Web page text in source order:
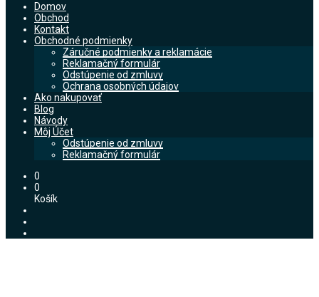
Domov
Obchod
Kontakt
Obchodné podmienky
Záručné podmienky a reklamácie
Reklamačný formulár
Odstúpenie od zmluvy
Ochrana osobných údajov
Ako nakupovať
Blog
Návody
Môj Účet
Odstúpenie od zmluvy
Reklamačný formulár
0
0
Košík